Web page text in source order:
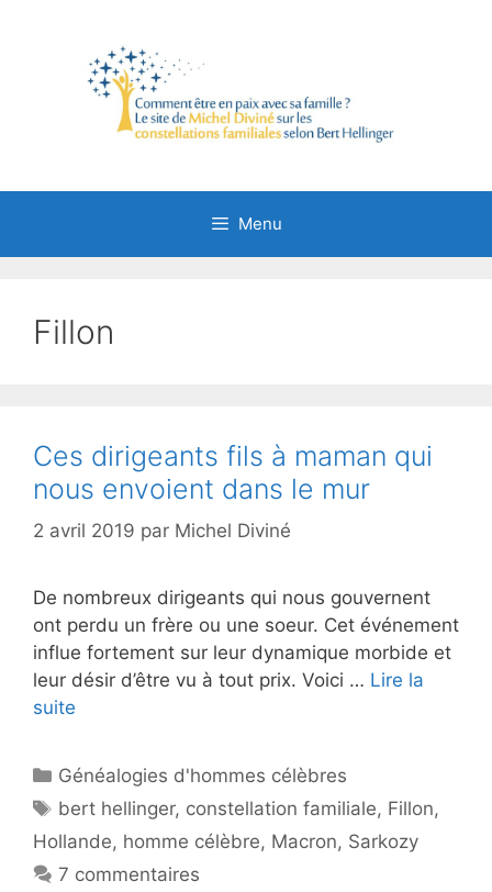
Menu
Fillon
Ces dirigeants fils à maman qui
nous envoient dans le mur
2 avril 2019 par Michel Diviné
De nombreux dirigeants qui nous gouvernent
ont perdu un frère ou une soeur. Cet événement
influe fortement sur leur dynamique morbide et
leur désir d’être vu à tout prix. Voici … Lire la
suite
Catégories
Généalogies d'hommes célèbres
Étiquettes
bert hellinger, constellation familiale, Fillon,
Hollande, homme célèbre, Macron, Sarkozy
7 commentaires